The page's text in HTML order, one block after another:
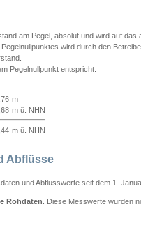
am Pegel, absolut und wird auf
wird durch den
Pegelnullpunkt entspricht.
m
m ü. NHN
m ü. NHN
Abflüsse
und Abflusswerte seit dem 1.
Rohdaten . Diese Messwerte wurden